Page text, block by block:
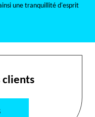
une tranquillité d'esprit
clients